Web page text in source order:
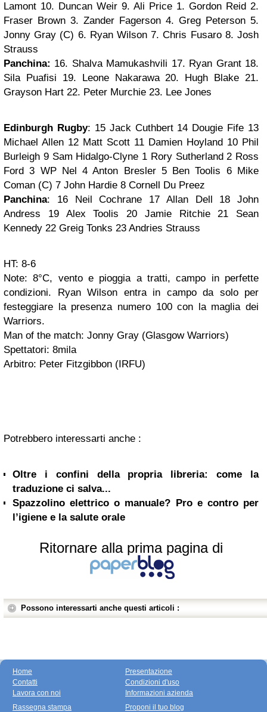
Lamont 10. Duncan Weir 9. Ali Price 1. Gordon Reid 2.
Fraser Brown 3. Zander Fagerson 4. Greg Peterson 5.
Jonny Gray (C) 6. Ryan Wilson 7. Chris Fusaro 8. Josh
Strauss
Panchina: 16. Shalva Mamukashvili 17. Ryan Grant 18.
Sila Puafisi 19. Leone Nakarawa 20. Hugh Blake 21.
Grayson Hart 22. Peter Murchie 23. Lee Jones
Edinburgh Rugby: 15 Jack Cuthbert 14 Dougie Fife 13
Michael Allen 12 Matt Scott 11 Damien Hoyland 10 Phil
Burleigh 9 Sam Hidalgo-Clyne 1 Rory Sutherland 2 Ross
Ford 3 WP Nel 4 Anton Bresler 5 Ben Toolis 6 Mike
Coman (C) 7 John Hardie 8 Cornell Du Preez
Panchina: 16 Neil Cochrane 17 Allan Dell 18 John
Andress 19 Alex Toolis 20 Jamie Ritchie 21 Sean
Kennedy 22 Greig Tonks 23 Andries Strauss
HT: 8-6
Note: 8°C, vento e pioggia a tratti, campo in perfette
condizioni. Ryan Wilson entra in campo da solo per
festeggiare la presenza numero 100 con la maglia dei
Warriors.
Man of the match: Jonny Gray (Glasgow Warriors)
Spettatori: 8mila
Arbitro: Peter Fitzgibbon (IRFU)
Potrebbero interessarti anche :
Oltre i confini della propria libreria: come la
traduzione ci salva...
Spazzolino elettrico o manuale? Pro e contro per
l’igiene e la salute orale
Ritornare alla prima pagina di
Possono interessarti anche questi articoli :
Home
Contatti
Lavora con noi
Presentazione
Condizioni d'uso
Informazioni azienda
Rassegna stampa
Proponi il tuo blog